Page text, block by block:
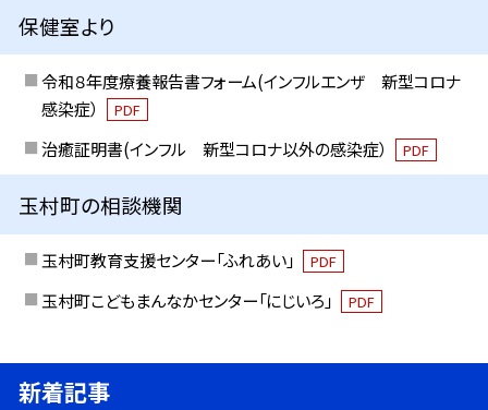
保健室より
令和８年度療養報告書フォーム(インフルエンザ 新型コロナ
感染症）
PDF
治癒証明書(インフル 新型コロナ以外の感染症） PDF
玉村町の相談機関
玉村町教育支援センター「ふれあい」 PDF
玉村町こどもまんなかセンター「にじいろ」 PDF
新着記事